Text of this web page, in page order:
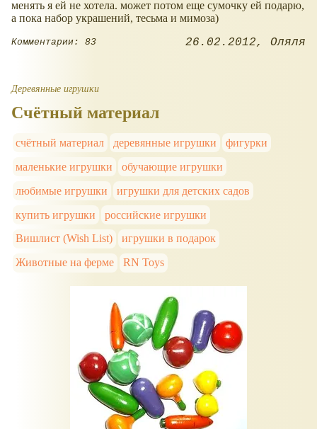
менять я ей не хотела. может потом еще сумочку ей подарю,
а пока набор украшений, тесьма и мимоза)
Комментарии: 83 26.02.2012 Оляля
Деревянные игрушки
Счётный материал
счётный материал деревянные игрушки
фигурки
маленькие игрушки
обучающие игрушки
любимые игрушки
игрушки для детских садов
купить игрушки
российские игрушки
Вишлист (Wish List)
игрушки в подарок
Животные на ферме
RN Toys